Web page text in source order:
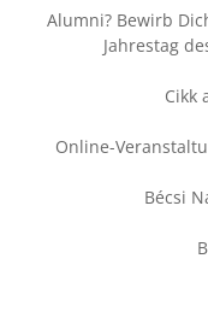
Alumni? Bewirb
Jahrestag
Cikk
Online-
Bécsi